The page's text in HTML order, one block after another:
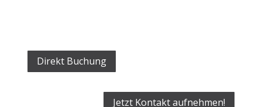
Direkt Buchung
Jetzt Kontakt aufnehmen!